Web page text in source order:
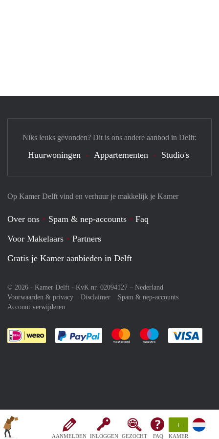
AANMELDEN INLOGGEN GEZOCHT FAQ
+
KAMER
Op Kamer Delft vind en verhuur je makkelijk je Kamer
Over ons Spam & nep-accounts
Faq
Voor Makelaars
Partners
Gratis je Kamer aanbieden in Delft
© 2026 - Kamer Delft - KvK nr. 02094127 – Nederland
Voorwaarden & privacy
Disclaimer
Spam & nep-accounts
Account verwijderen
Je rekent gemakkelijk af met Paypal
Je rekent gemakkelijk af met
Je rekent
Niks leuks gevonden? Dit is ons andere aanbod in Delft:
Huurwoningen Appartementen Studio's